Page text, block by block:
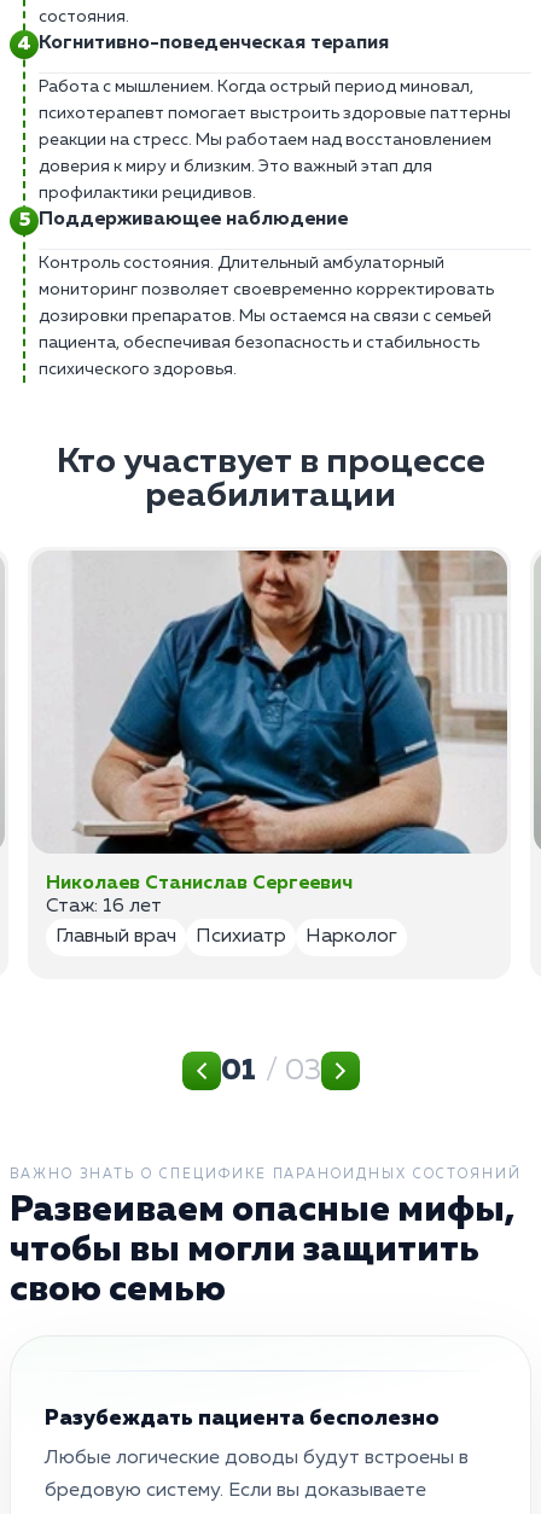
состояния.
Когнитивно-поведенческая терапия
Работа с мышлением. Когда острый период миновал,
психотерапевт помогает выстроить здоровые паттерны
реакции на стресс. Мы работаем над восстановлением
доверия к миру и близким. Это важный этап для
профилактики рецидивов.
Поддерживающее наблюдение
Контроль состояния. Длительный амбулаторный
мониторинг позволяет своевременно корректировать
дозировки препаратов. Мы остаемся на связи с семьей
пациента, обеспечивая безопасность и стабильность
психического здоровья.
Кто участвует в процессе
реабилитации
Николаев Станислав Сергеевич
Стаж: 16 лет
Главный врач
Психиатр Нарколог
01 / 03
ВАЖНО ЗНАТЬ О СПЕЦИФИКЕ ПАРАНОИДНЫХ СОСТОЯНИЙ
Развеиваем опасные мифы,
чтобы вы могли защитить
свою семью
Разубеждать пациента бесполезно
Любые логические доводы будут встроены в
бредовую систему. Если вы доказываете